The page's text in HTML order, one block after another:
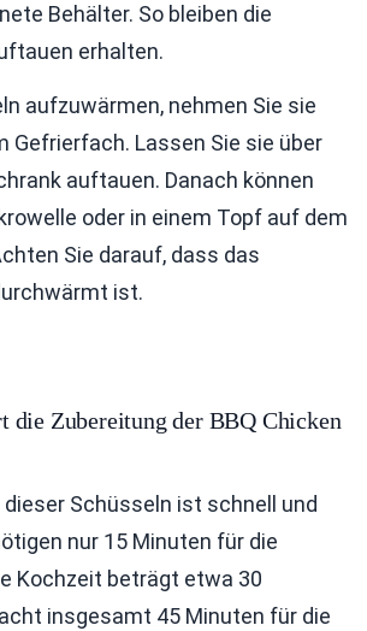
Behälter. So bleiben die
erhalten.
aufzuwärmen, nehmen Sie sie
Gefrierfach. Lassen Sie sie über
auftauen. Danach können
oder in einem Topf auf dem
Sie darauf, dass das
ist.
die Zubereitung der BBQ Chicken
dieser Schüsseln ist schnell und
nur 15 Minuten für die
Kochzeit beträgt etwa 30
insgesamt 45 Minuten für die